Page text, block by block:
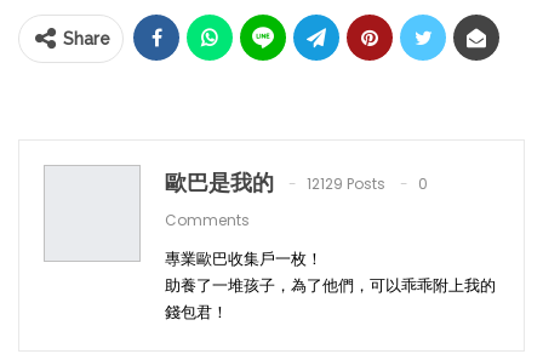
Share
歐巴是我的 12129 Posts
0
Comments
專業歐巴收集戶一枚！
助養了一堆孩子，為了他們，可以乖乖附上我的
錢包君！